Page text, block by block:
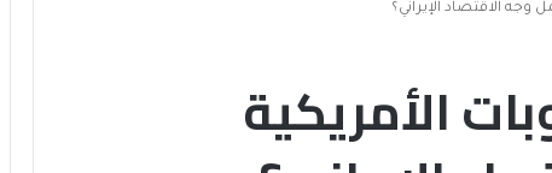
وجه الاقتصاد الإيراني؟
الأمريكية